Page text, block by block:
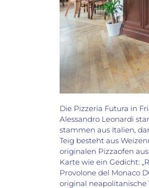
Die Pizzeria Futura in
Alessandro Leonardi
stammen aus Italien,
Teig besteht aus
originalen Pizzaofen
Karte wie ein Gedicht:
Provolone del Monaco
original neapolitanische